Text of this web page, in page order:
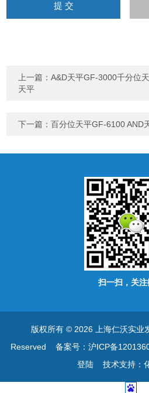
上一篇：A&D天平GF-3000千分位
天平
下一篇：百分位天平GF-6100 AND
扫一扫，关注
版权所有 © 2026 上海仁沃实业
Reserved备案号：沪ICP备
登陆技术支持：